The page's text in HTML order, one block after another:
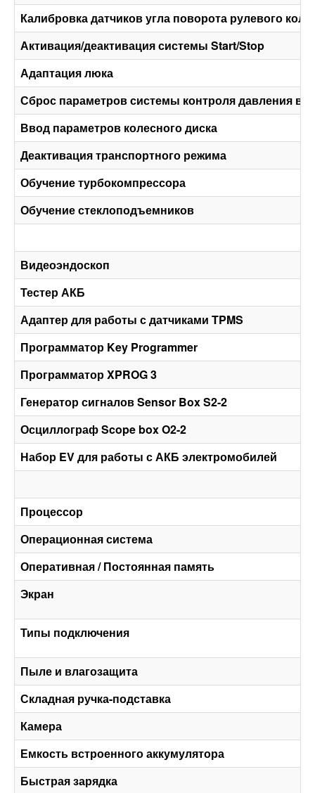
Калибровка датчиков угла поворота рулевого
Активация/деактивация системы Start/Stop
Адаптация люка
Сброс параметров системы контроля давления в
Ввод параметров колесного диска
Деактивация транспортного режима
Обучение турбокомпрессора
Обучение стеклоподъемников
Видеоэндоскоп
Тестер АКБ
Адаптер для работы с датчиками TPMS
Программатор Key Programmer
Программатор XPROG 3
Генератор сигналов Sensor Box S2-2
Осциллограф Scope box O2-2
Набор EV для работы с АКБ электромобилей
Процессор
Операционная система
Оперативная / Постоянная память
Экран
Типы подключения
Пыле и влагозащита
Складная ручка-подставка
Камера
Емкость встроенного аккумулятора
Быстрая зарядка